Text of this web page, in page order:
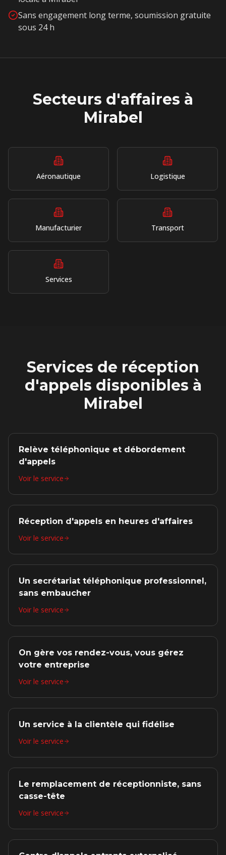
Sans engagement long terme, soumission gratuite
sous 24 h
Secteurs d'affaires à
Mirabel
Aéronautique Logistique
Manufacturier Transport
Services
Services de réception
d'appels disponibles à
Mirabel
Relève téléphonique et débordement
d'appels
Voir le service
Réception d'appels en heures d'affaires
Voir le service
Un secrétariat téléphonique professionnel,
sans embaucher
Voir le service
On gère vos rendez-vous, vous gérez
votre entreprise
Voir le service
Un service à la clientèle qui fidélise
Voir le service
Le remplacement de réceptionniste, sans
casse-tête
Voir le service